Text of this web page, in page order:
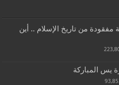
من 183 سنة مفقودة من تاريخ الإسلام .. أين
يس المباركة